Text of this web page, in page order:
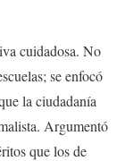
cuidadosa. No
se enfocó
la ciudadanía
Argumentó
que los de